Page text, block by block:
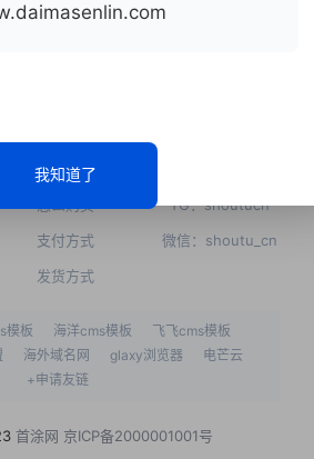
点击联系客服
如何注册
支付方式
发货方式
TG：shoutucn
微信：shoutu_cn
模板 海洋cms模板
飞飞cms模板
海外域名网 glaxy浏览器
电芒云
+申请友链
首涂网 京ICP备2000001001号
我知道了